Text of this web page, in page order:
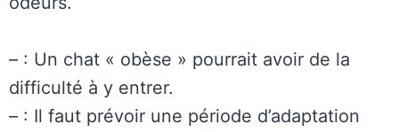
– : Un chat « obèse » pourrait avoir de la
difficulté à y entrer.
– : Il faut prévoir une période d’adaptation